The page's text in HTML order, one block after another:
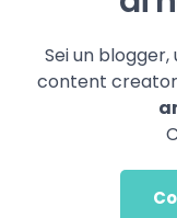
Sei un
content